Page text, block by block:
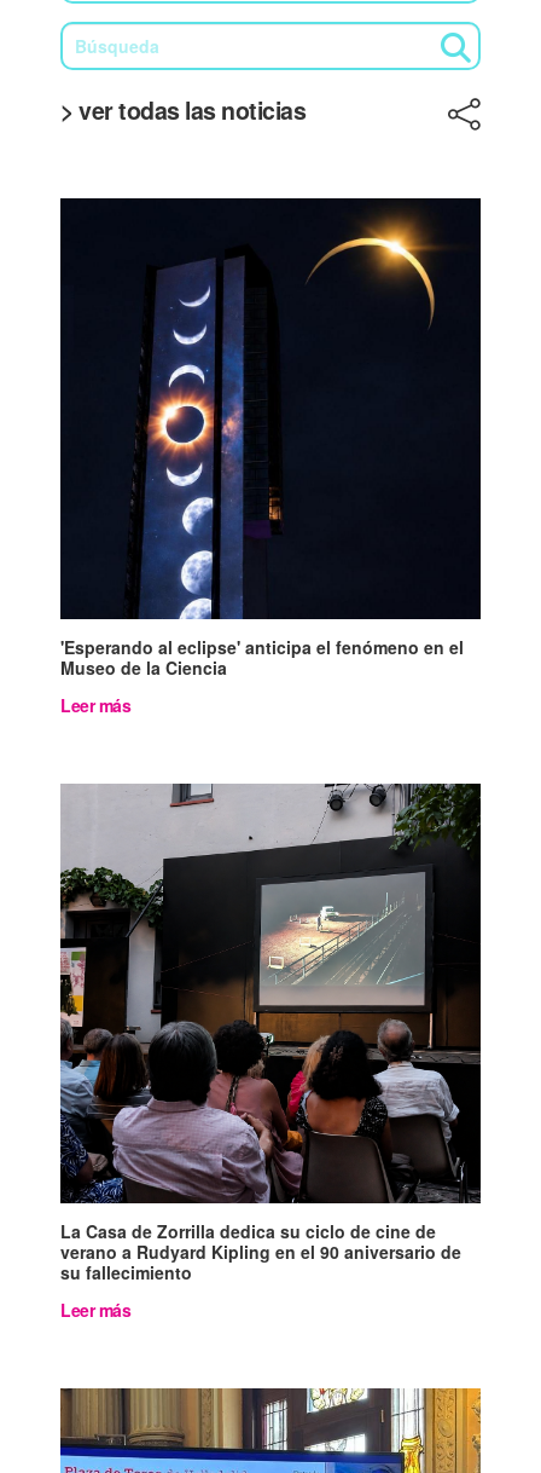
> ver todas las noticias
'Esperando al eclipse' anticipa el fenómeno en el
Museo de la Ciencia
Leer más
La Casa de Zorrilla dedica su ciclo de cine de
verano a Rudyard Kipling en el 90 aniversario de
su fallecimiento
Leer más